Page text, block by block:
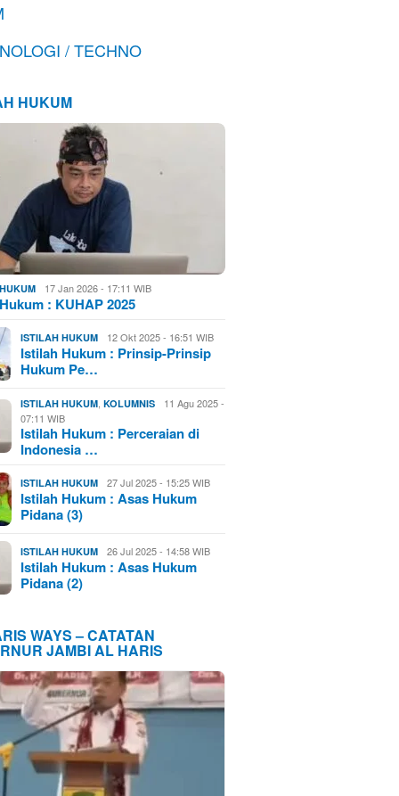
/ TECHNO
HUKUM
17 Jan 2026 - 17:11 WIB
: KUHAP 2025
ISTILAH HUKUM 12 Okt 2025 - 16:51 WIB
Istilah Hukum : Prinsip-Prinsip
Hukum Pe…
ISTILAH HUKUM ,KOLUMNIS
11 Agu 2025 -
07:11 WIB
Istilah Hukum : Perceraian di
Indonesia …
ISTILAH HUKUM 27 Jul 2025 - 15:25 WIB
Istilah Hukum : Asas Hukum
Pidana (3)
ISTILAH HUKUM 26 Jul 2025 - 14:58 WIB
Istilah Hukum : Asas Hukum
Pidana (2)
WAYS – CATATAN
JAMBI AL HARIS